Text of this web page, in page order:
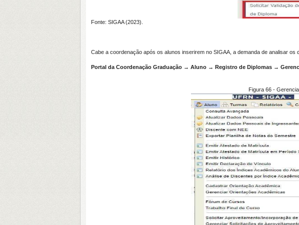
Fonte: SIGAA (2023).
Cabe a coordenação após os alunos inserirem no SIGAA, a demanda de analisar
Portal da Coordenação Graduação → Aluno → Registro de Diplomas →
Figura 66 -